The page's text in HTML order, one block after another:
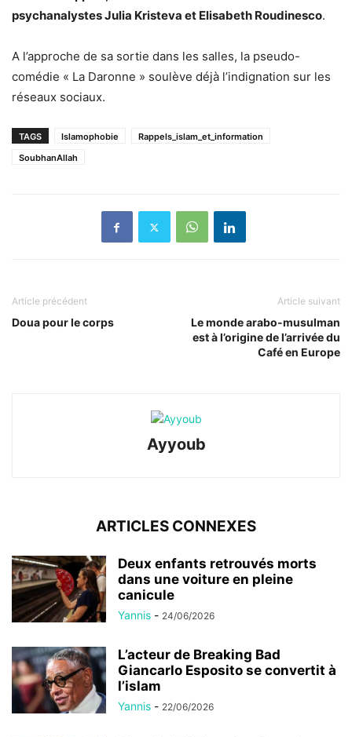
psychanalystes Julia Kristeva et Elisabeth Roudinesco.
A l’approche de sa sortie dans les salles, la pseudo-
comédie « La Daronne » soulève déjà l’indignation sur les
réseaux sociaux.
TAGS Islamophobie
Rappels_islam_et_information
SoubhanAllah
Article précédent
Doua pour le corps
Article suivant
Le monde arabo-musulman
est à l’origine de l’arrivée du
Café en Europe
Ayyoub
ARTICLES CONNEXES
Deux enfants retrouvés morts
dans une voiture en pleine
canicule
Yannis - 24/06/2026
L’acteur de Breaking Bad
Giancarlo Esposito se convertit à
l’islam
Yannis - 22/06/2026